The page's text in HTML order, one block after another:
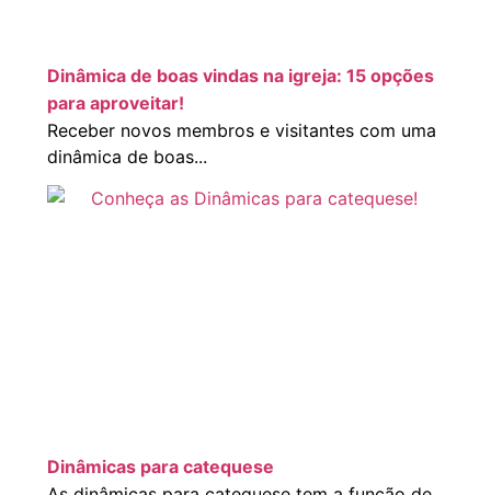
Dinâmica de boas vindas na igreja: 15 opções
para aproveitar!
Receber novos membros e visitantes com uma
dinâmica de boas...
Dinâmicas para catequese